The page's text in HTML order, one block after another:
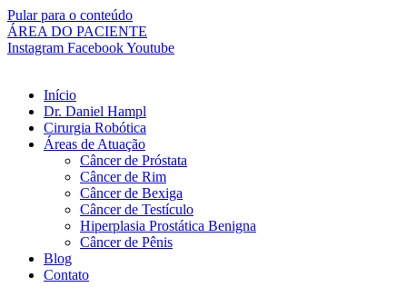
Pular para o conteúdo
ÁREA DO PACIENTE
Instagram FacebookYoutube
Início
Dr. Daniel Hampl
Cirurgia Robótica
Áreas de Atuação
Câncer de Próstata
Câncer de Rim
Câncer de Bexiga
Câncer de Testículo
Hiperplasia Prostática Benigna
Câncer de Pênis
Blog
Contato